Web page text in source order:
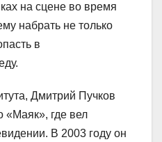
на сцене во время
набрать не только
в
Дмитрий Пучков
«Маяк», где вел
В 2003 году он